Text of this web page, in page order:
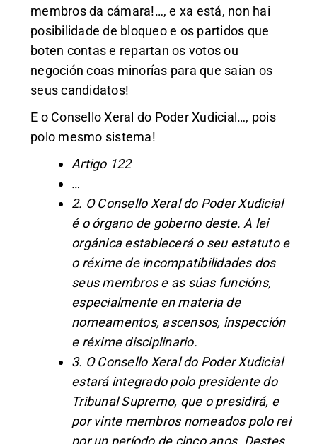
membros da cámara!…, e xa está, non hai
posibilidade de bloqueo e os partidos que
boten contas e repartan os votos ou
negoción coas minorías para que saian os
seus candidatos!
E o Consello Xeral do Poder Xudicial…, pois
polo mesmo sistema!
Artigo 122
…
2. O Consello Xeral do Poder Xudicial
é o órgano de goberno deste. A lei
orgánica establecerá o seu estatuto e
o réxime de incompatibilidades dos
seus membros e as súas funcións,
especialmente en materia de
nomeamentos, ascensos, inspección
e réxime disciplinario.
3. O Consello Xeral do Poder Xudicial
estará integrado polo presidente do
Tribunal Supremo, que o presidirá, e
por vinte membros nomeados polo rei
por un período de cinco anos. Destes,